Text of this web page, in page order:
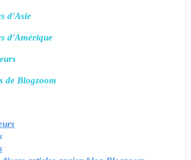
d'Asie
d'Amérique
de Blogzoom